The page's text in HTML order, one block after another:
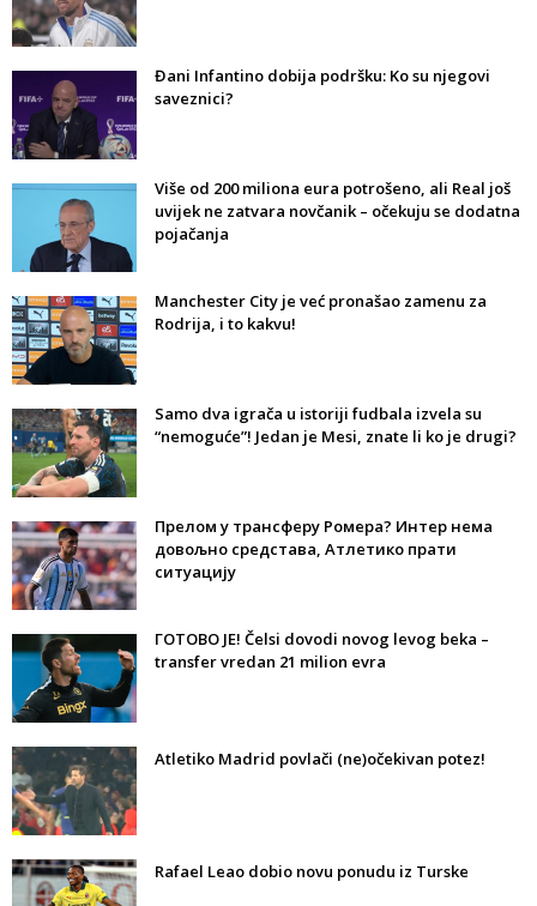
Đani Infantino dobija podršku: Ko su njegovi
saveznici?
Više od 200 miliona eura potrošeno, ali Real još
uvijek ne zatvara novčanik – očekuju se dodatna
pojačanja
Manchester City je već pronašao zamenu za
Rodrija, i to kakvu!
Samo dva igrača u istoriji fudbala izvela su
“nemoguće”! Jedan je Mesi, znate li ko je drugi?
Прелом у трансферу Ромера? Интер нема
довољно средстава, Атлетико прати
ситуацију
ГОТОВО ЈЕ! Čelsi dovodi novog levog beka –
transfer vredan 21 milion evra
Atletiko Madrid povlači (ne)očekivan potez!
Rafael Leao dobio novu ponudu iz Turske